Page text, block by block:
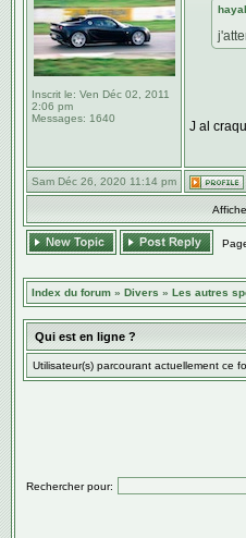
Inscrit le: Ven Déc 02, 2011
2:06 pm
Messages: 1640
J al
Sam Déc 26, 2020 11:14 pm
Index du forum » Divers » Les autres
Qui est en ligne ?
Utilisateur(s) parcourant actuellement ce
Rechercher pour: